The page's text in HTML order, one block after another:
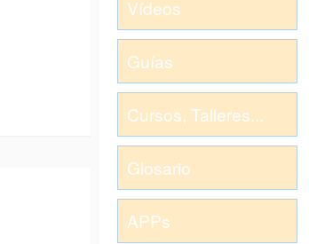
Vídeos
Guías
Cursos, Talleres...
Glosario
APPs